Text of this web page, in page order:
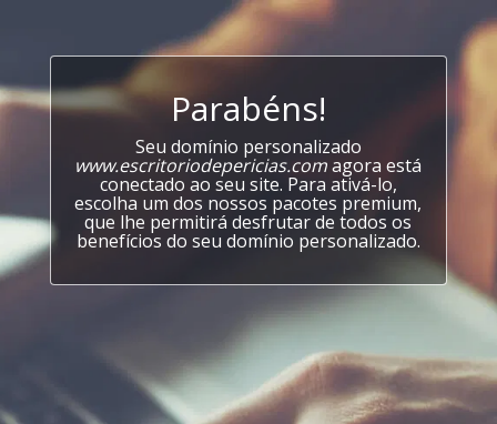
Parabéns!
Seu domínio personalizado
www.escritoriodepericias.comagora está
conectado ao seu site. Para ativá-lo,
escolha um dos nossos pacotes premium,
que lhe permitirá desfrutar de todos os
benefícios do seu domínio personalizado.